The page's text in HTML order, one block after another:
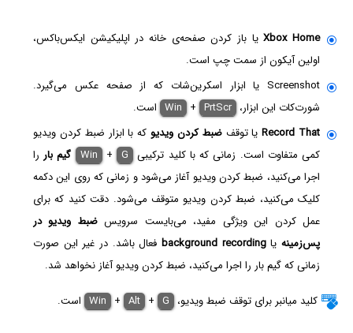
Xbox Homeیا باز کردن صفحه‌ی خانه در اپلیکیشن ایکس‌باکس،
اولین آیکون از سمت چپ است.
Screenshot یا ابزار اسکرین‌شات که از صفحه عکس می‌گیرد.
شورت‌کات این ابزار،
Win + PrtScr
است.
Record Thatیا توقفضبط کردن ویدیو که با ابزار ضبط کردن ویدیو
کمی متفاوت است. زمانی که با کلید ترکیبی
Win + G گیم‌ بار را
اجرا می‌کنید، ضبط کردن ویدیو آغاز می‌شود و زمانی که روی این دکمه
کلیک می‌کنید، ضبط کردن ویدیو متوقف می‌شود. دقت کنید که برای
عمل کردن این ویژگی مفید، می‌بایست سرویسضبط ویدیو در
پس‌زمینهیاbackground recording فعال باشد. در غیر این صورت
زمانی که گیم بار را اجرا می‌کنید، ضبط کردن ویدیو آغاز نخواهد شد.
کلید میانبر برای توقف ضبط ویدیو، Win + Alt + G است.